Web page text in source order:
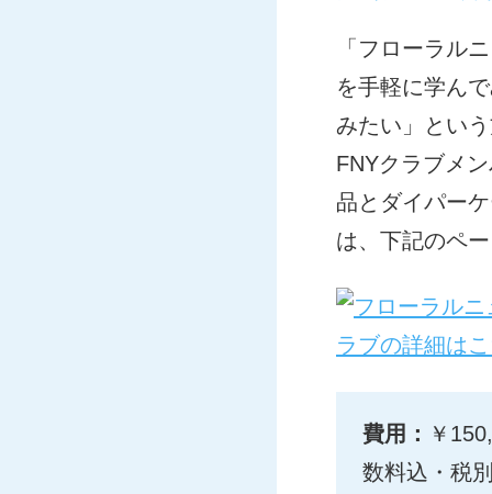
「フローラル
を手軽に学ん
みたい」とい
FNYクラブメ
品とダイパー
は、下記のペ
費用： ￥
数料込・税